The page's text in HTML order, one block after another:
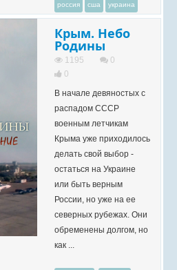
россия сша украина
Крым. Небо
Родины
1195
0
0
В начале девяностых с
распадом СССР
военным летчикам
Крыма уже приходилось
делать свой выбор -
остаться на Украине
или быть верным
России, но уже на ее
северных рубежах. Они
обременены долгом, но
как ...